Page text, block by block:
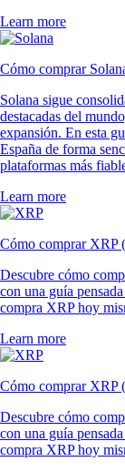
Learn more
Cómo comprar
Solana sigue
destacadas del
expansión. En esta
España de forma
plataformas más
Learn more
Cómo comprar XRP
Descubre cómo
con una guía
compra XRP hoy
Learn more
Cómo comprar XRP
Descubre cómo
con una guía
compra XRP hoy